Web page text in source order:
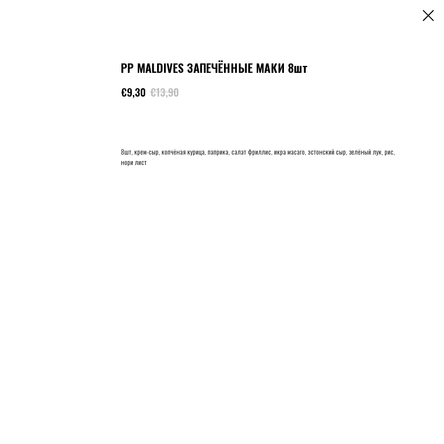
PP MALDIVES ЗАПЕЧЁННЫЕ МАКИ 8шт
€9,30 €13,90
8шт, крем-сыр, копчёная курица, паприка, салат фриллис, икра масаго, эстонский сыр, зелёный лук, рис,
нори лист